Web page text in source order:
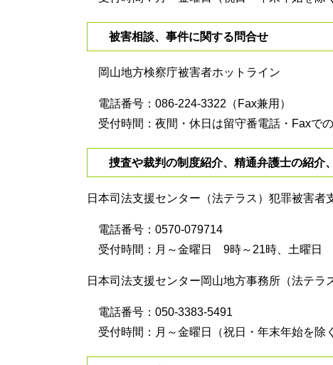
被害相談、事件に関する問合せ
岡山地方検察庁被害者ホットライン
電話番号：086-224-3322（Fax兼用）
受付時間：夜間・休日は留守番電話・Faxで
捜査や裁判の制度紹介、精通弁護士の紹介
日本司法支援センター（法テラス）犯罪被害者
電話番号：0570-079714
受付時間：月～金曜日 9時～21時、土曜日
日本司法支援センター岡山地方事務所（法テラ
電話番号：050-3383-5491
受付時間：月～金曜日（祝日・年末年始を除